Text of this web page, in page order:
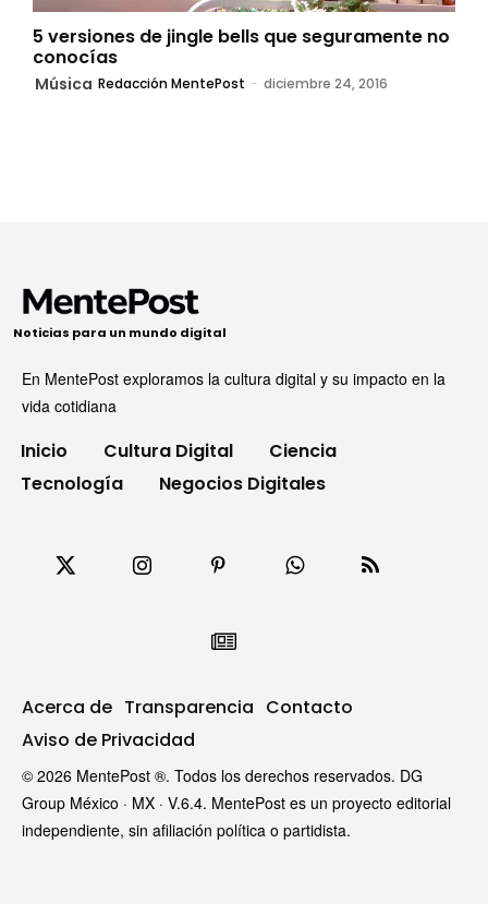
5 versiones de jingle bells que seguramente no
conocías
Música Redacción MentePost - diciembre 24, 2016
Noticias para un mundo digital
En MentePost exploramos la cultura digital y su impacto en la
vida cotidiana
Inicio Cultura Digital
Ciencia
Tecnología
Negocios Digitales
Acerca de Transparencia Contacto
Aviso de Privacidad
© 2026 MentePost ®. Todos los derechos reservados. DG
Group México · MX · V.6.4. MentePost es un proyecto editorial
independiente, sin afiliación política o partidista.